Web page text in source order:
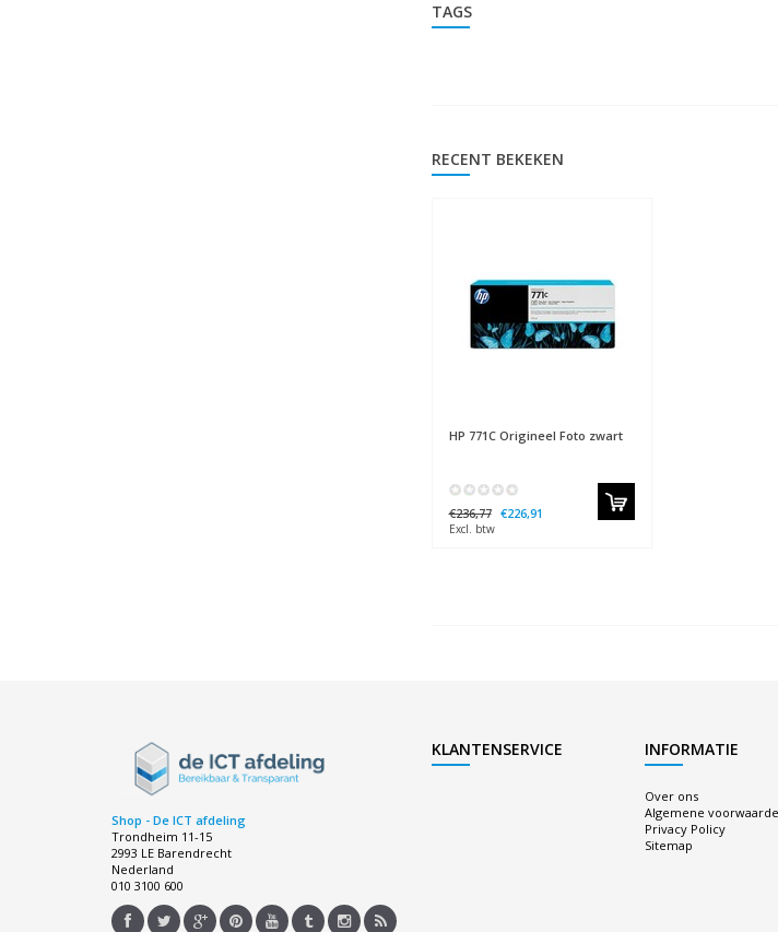
TAGS
RECENT BEKEKEN
HP 771C Origineel Foto zwart
€236,77 €226,91
Excl. btw
Shop - De ICT afdeling
Trondheim 11-15
2993 LE Barendrecht
Nederland
010 3100 600
KLANTENSERVICE INFORMATIE
Over ons
Algemene
Privacy Policy
Sitemap